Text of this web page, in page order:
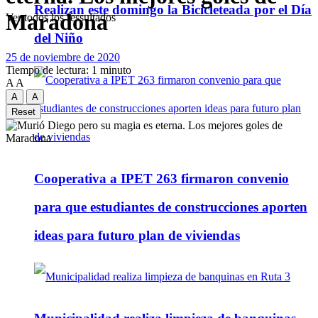
Realizan este domingo la Bicicleteada por el Día
del Niño
Cooperativa a IPET 263 firmaron convenio
para que estudiantes de construcciones aporten
ideas para futuro plan de viviendas
Ver todos los ressultados
Maradona
25 de noviembre de 2020
Tiempo de lectura: 1 minuto
A A
A
A
Reset